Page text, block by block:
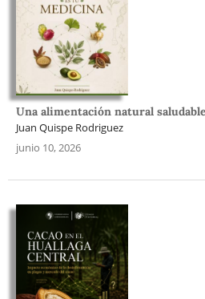
Una alimentación natural
Juan Quispe Rodriguez
junio 10, 2026